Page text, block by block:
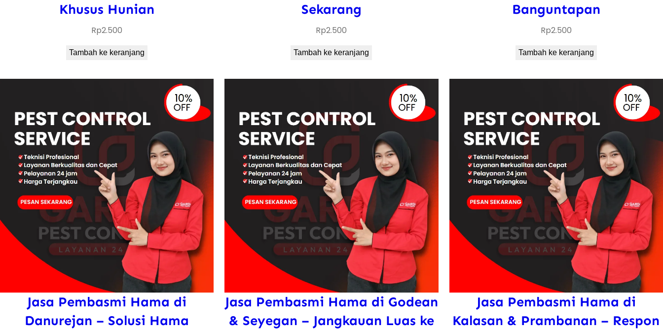
Khusus Hunian
Rp2.500
Tambah ke keranjang
Sekarang
Rp2.500
Tambah ke keranjang
Banguntapan
Rp2.500
Tambah ke keranjang
Jasa Pembasmi Hama di
Danurejan – Solusi Hama
Jasa Pembasmi Hama di Godean
& Seyegan – Jangkauan Luas ke
Jasa Pembasmi Hama di
Kalasan & Prambanan – Respon